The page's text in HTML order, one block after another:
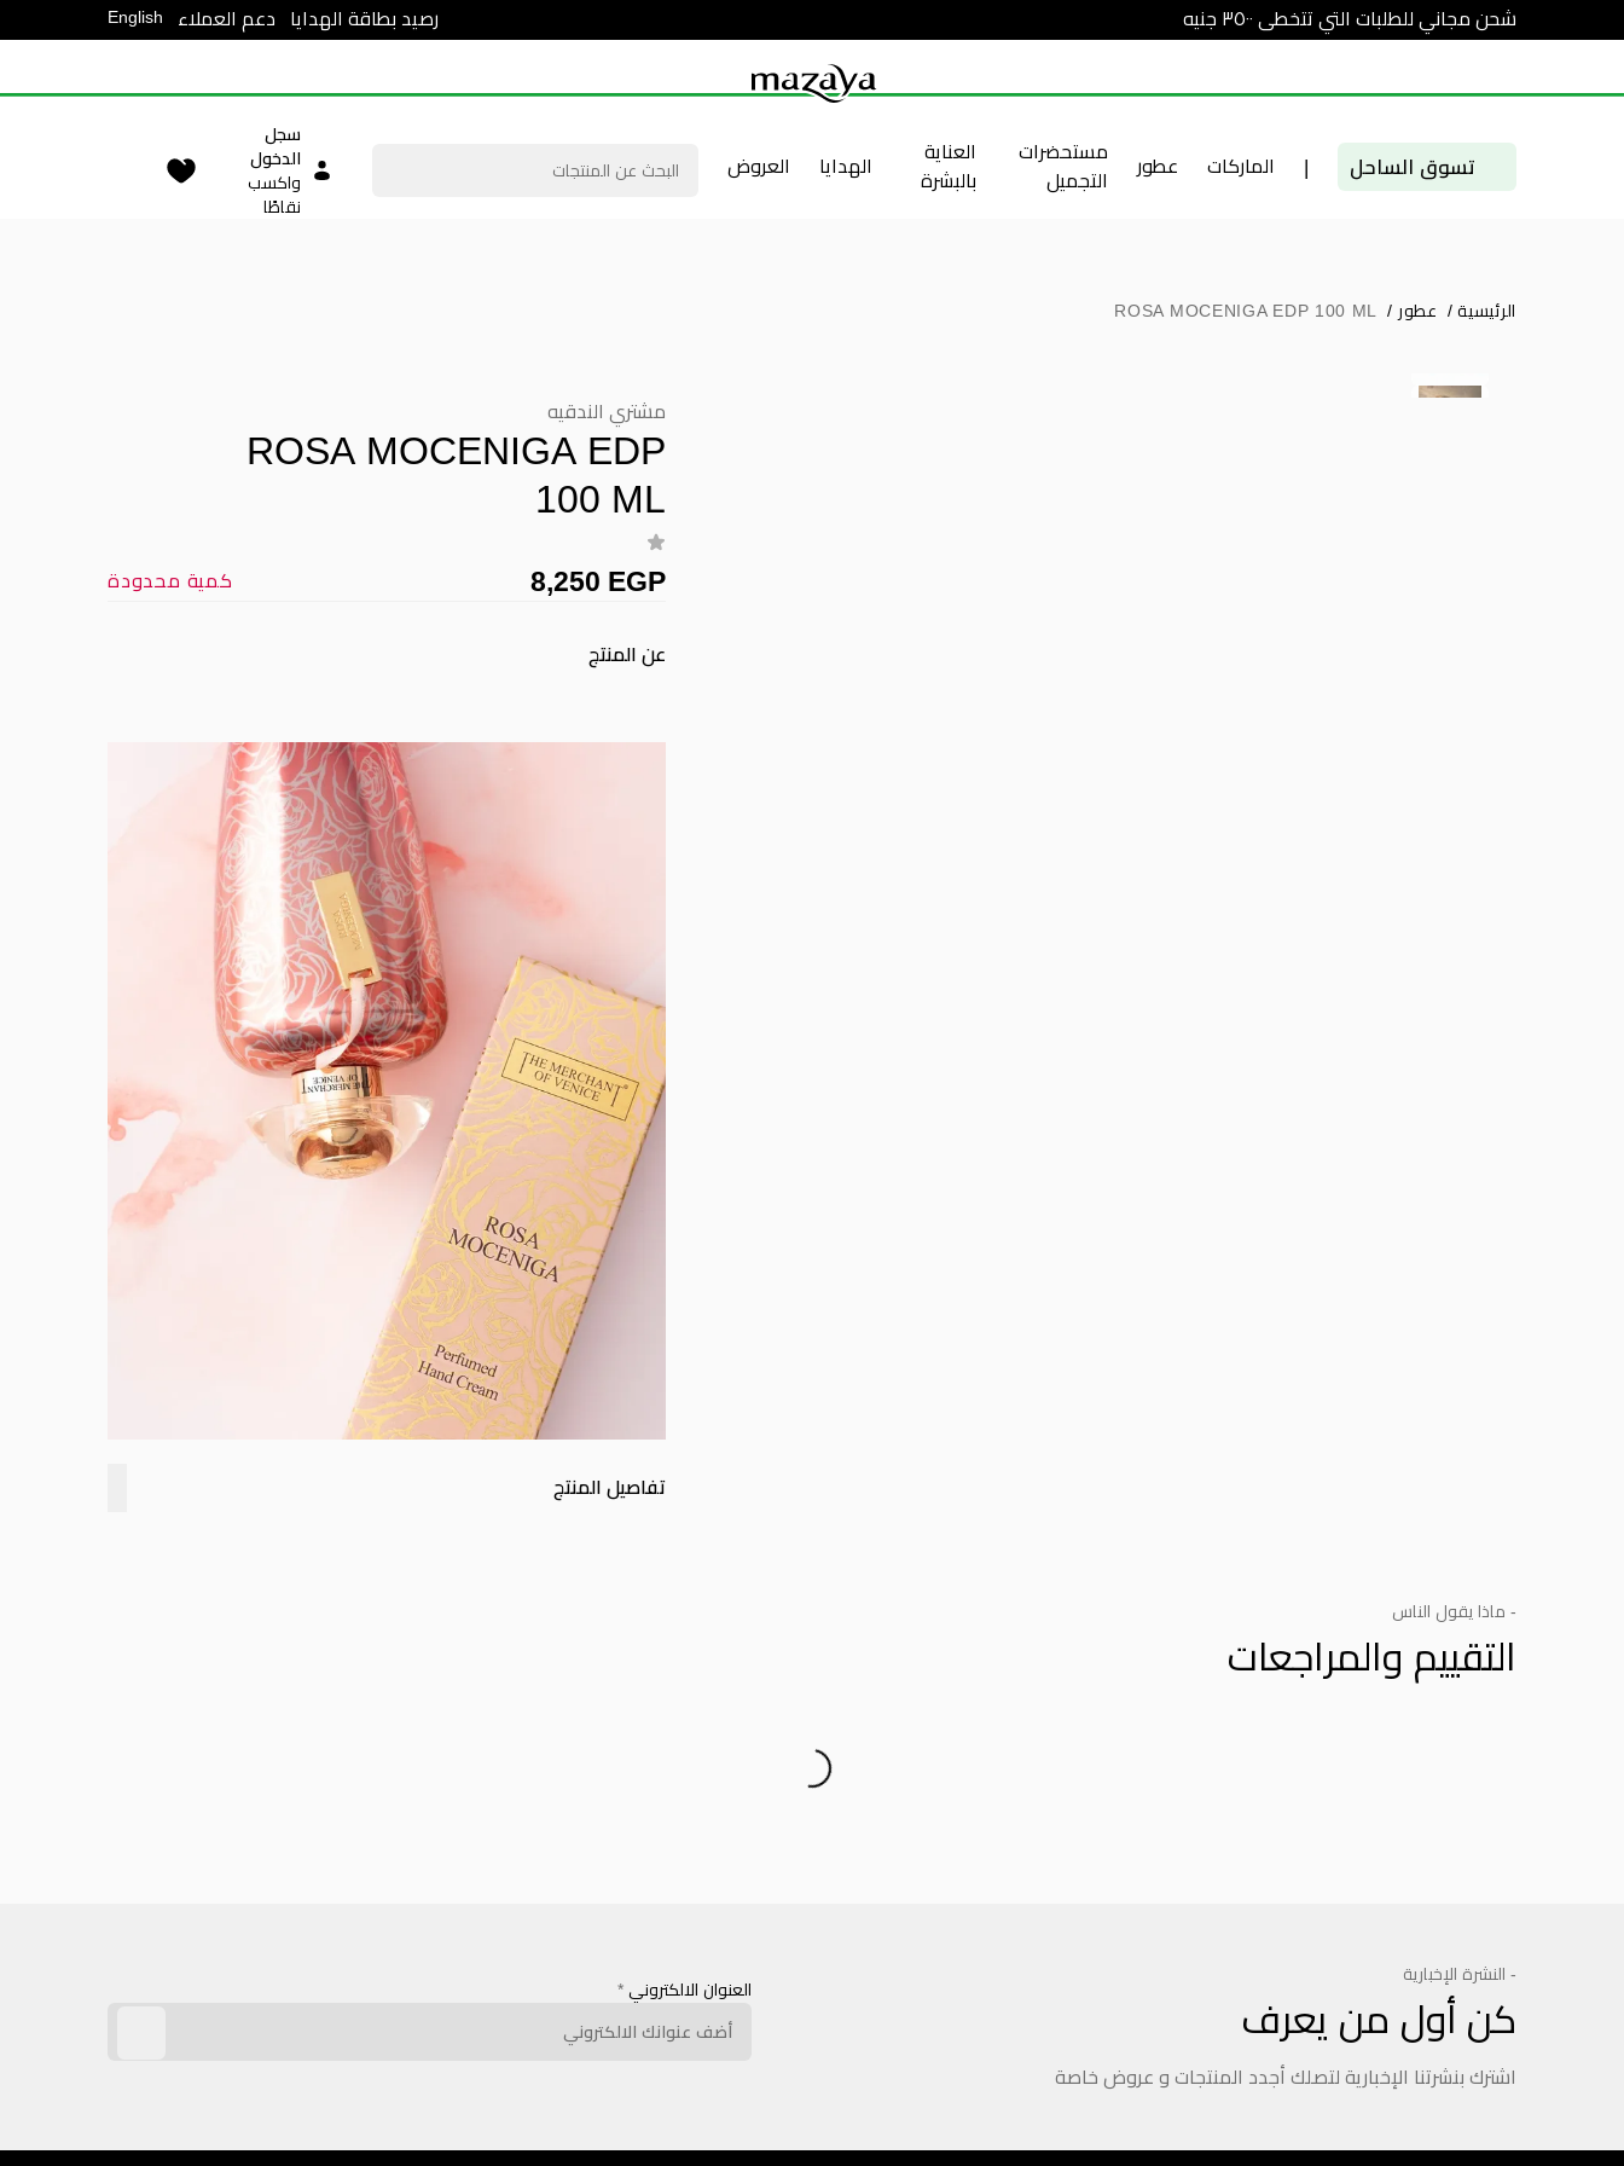
شحن مجاني للطلبات التي تتخطى ٣٥٠٠ جنيه رصيد بطاقة الهدايا دعم العملاء English
تسوق الساحل | الماركات عطور
مستحضرات
التجميل
العناية
بالبشرة
الهدايا العروض
سجل
الدخول
واكسب
نقاطًا
الرئيسية / عطور /
ROSA MOCENIGA EDP 100 ML
مشتري الندقيه
ROSA MOCENIGA EDP
100 ML
8,250 EGP كمية محدودة
عن المنتج
تفاصيل المنتج
- ماذا يقول الناس
التقييم والمراجعات
- النشرة الإخبارية
كن أول من يعرف
اشترك بنشرتنا الإخبارية لتصلك أجدد المنتجات و عروض خاصة
العنوان الالكتروني *